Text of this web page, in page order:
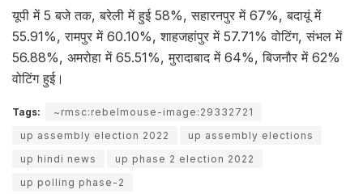
यूपी में 5 बजे तक, बरेली में हुई 58%, सहारनपुर में 67%, बदायूं में
55.91%, रामपुर में 60.10%, शाहजहांपुर में 57.71% वोटिंग, संभल में
56.88%, अमरोहा में 65.51%, मुरादाबाद में 64%, बिजनौर में 62%
वोटिंग हुई।
Tags:
~rmsc:rebelmouse-image:29332721
up assembly election 2022
up assembly elections
up hindi news
up phase 2 election 2022
up polling phase-2